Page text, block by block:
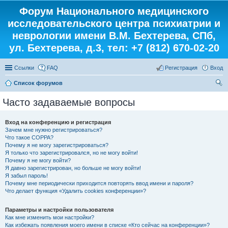
Форум Национального медицинского
исследовательского центра психиатрии и
неврологии имени В.М. Бехтерева, СПб,
ул. Бехтерева, д.3, тел: +7 (812) 670-02-20
Ссылки FAQ Вход
Регистрация
Список форумов
Часто задаваемые вопросы
Вход на конференцию и регистрация
Зачем мне нужно регистрироваться?
Что такое COPPA?
Почему я не могу зарегистрироваться?
Я только что зарегистрировался, но не могу войти!
Почему я не могу войти?
Я давно зарегистрирован, но больше не могу войти!
Я забыл пароль!
Почему мне периодически приходится повторять ввод имени и пароля?
Что делает функция «Удалить cookies конференции»?
Параметры и настройки пользователя
Как мне изменить мои настройки?
Как избежать появления моего имени в списке «Кто сейчас на конференции»?